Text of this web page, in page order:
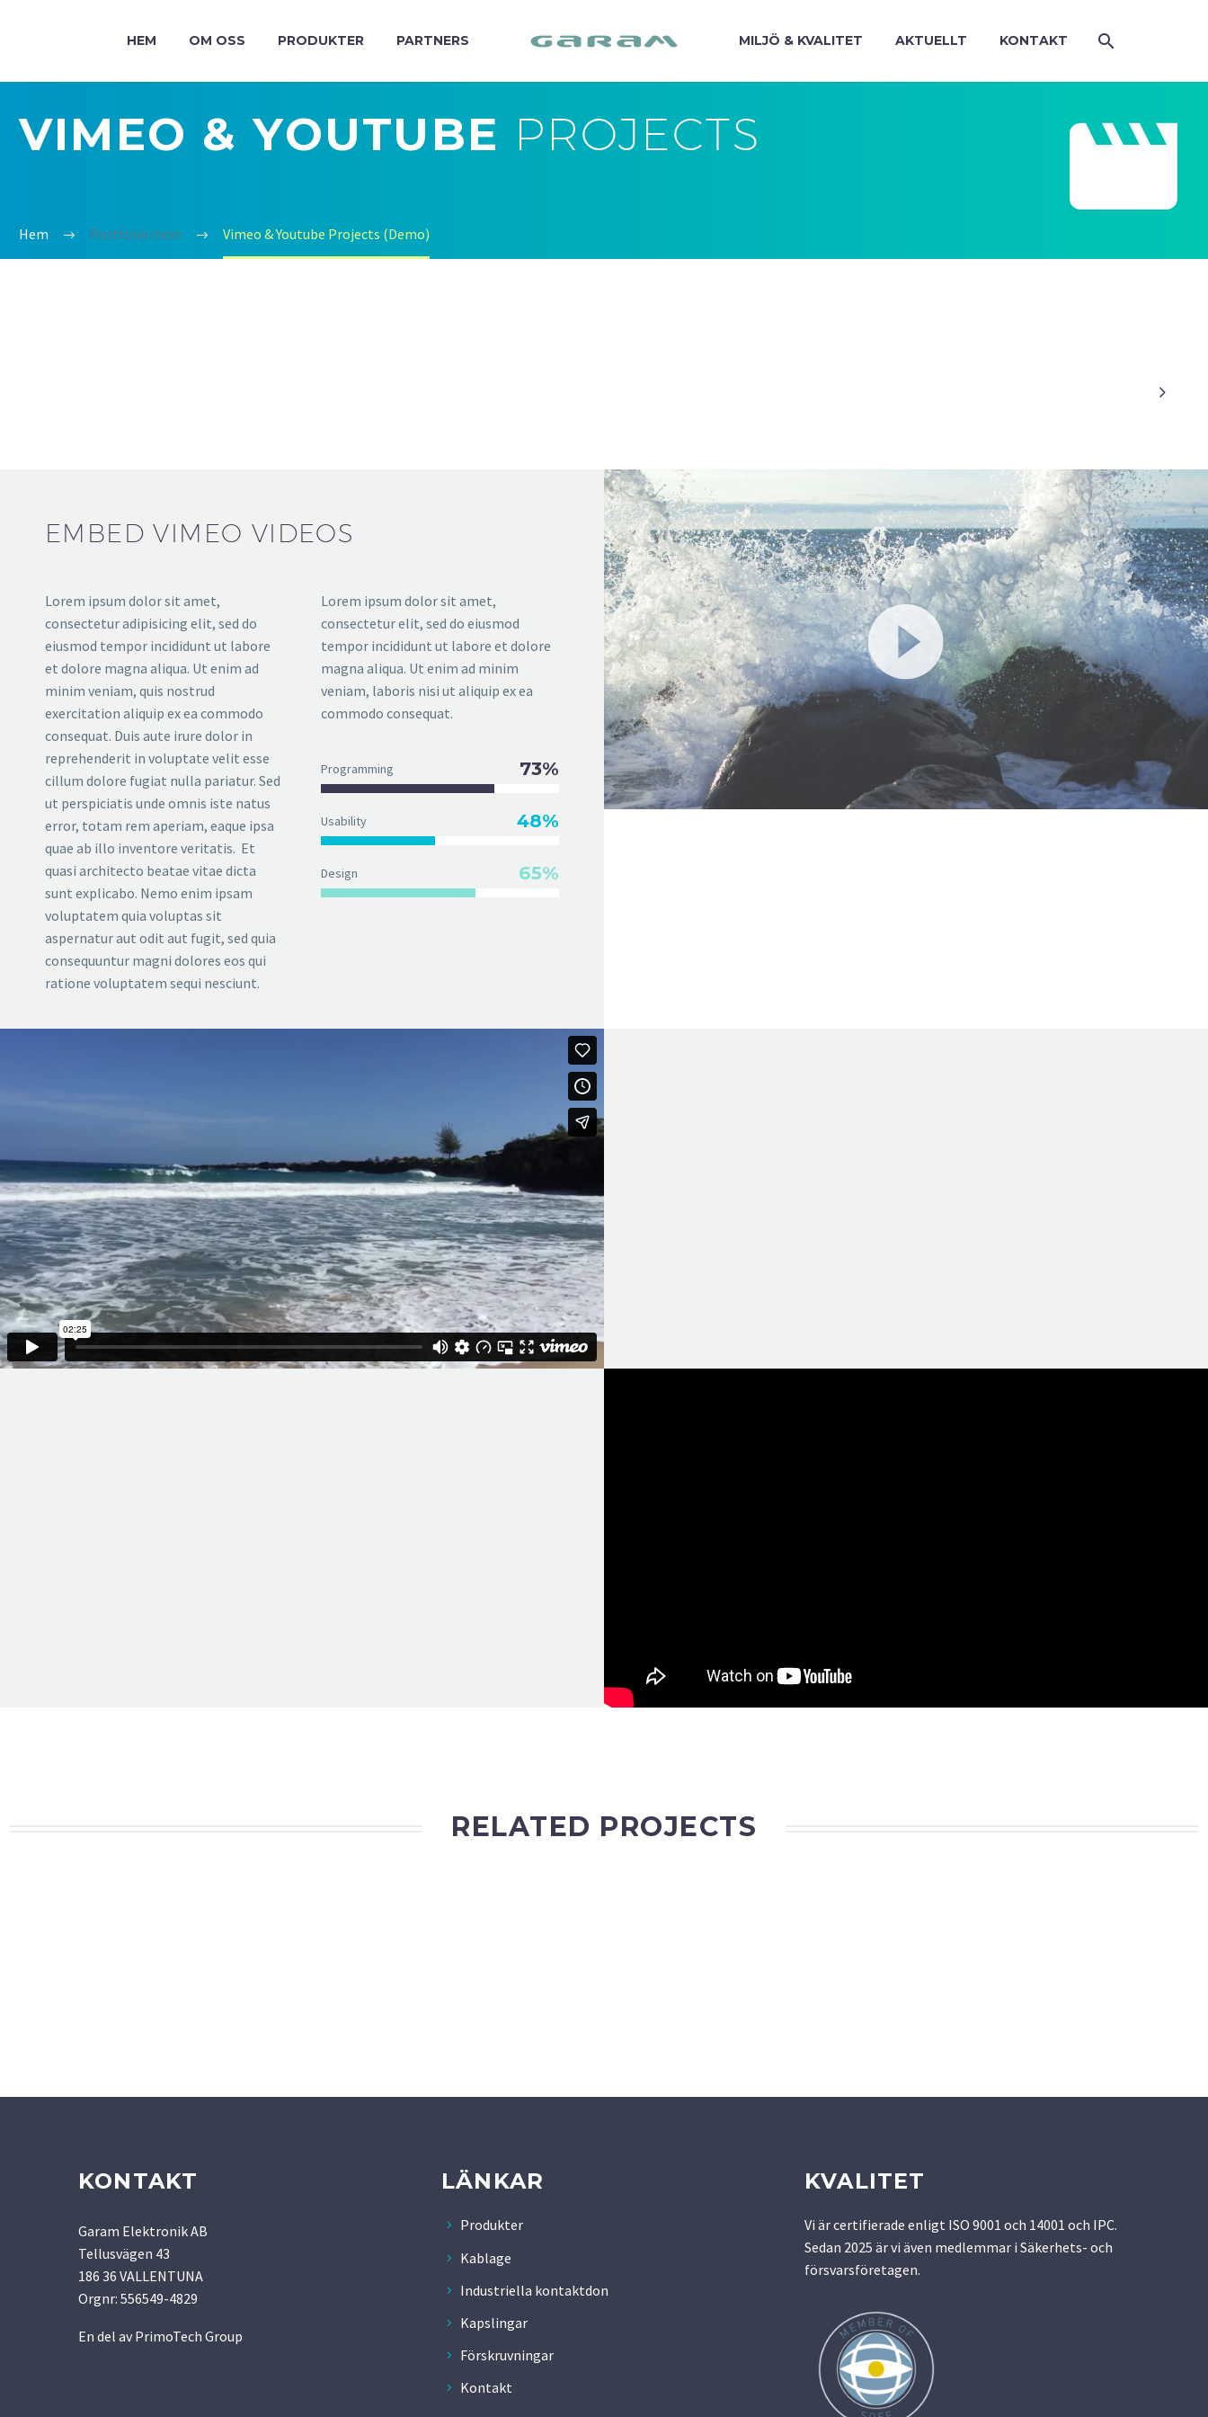
HEM OM OSS PRODUKTER PARTNERS MILJÖ & KVALITET AKTUELLT KONTAKT


VIMEO & YOUTUBE PROJECTS
Hem Portfolio Item Vimeo & Youtube Projects (Demo)

EMBED VIMEO VIDEOS
Lorem ipsum dolor sit amet,
consectetur adipisicing elit, sed do
eiusmod tempor incididunt ut labore
et dolore magna aliqua. Ut enim ad
minim veniam, quis nostrud
exercitation aliquip ex ea commodo
consequat. Duis aute irure dolor in
reprehenderit in voluptate velit esse
cillum dolore fugiat nulla pariatur. Sed
ut perspiciatis unde omnis iste natus
error, totam rem aperiam, eaque ipsa
quae ab illo inventore veritatis. Et
quasi architecto beatae vitae dicta
sunt explicabo. Nemo enim ipsam
voluptatem quia voluptas sit
aspernatur aut odit aut fugit, sed quia
consequuntur magni dolores eos qui
ratione voluptatem sequi nesciunt.
Lorem ipsum dolor sit amet,
consectetur elit, sed do eiusmod
tempor incididunt ut labore et dolore
magna aliqua. Ut enim ad minim
veniam, laboris nisi ut aliquip ex ea
commodo consequat.
Programming 73%
Usability 48%
Design 65%
RELATED PROJECTS
KONTAKT
Garam Elektronik AB
Tellusvägen 43
186 36 VALLENTUNA
Orgnr: 556549-4829
En del av PrimoTech Group
LÄNKAR
Produkter
Kablage
Industriella kontaktdon
Kapslingar
Förskruvningar
Kontakt
KVALITET
Vi är certifierade enligt ISO 9001 och 14001 och IPC.
Sedan 2025 är vi även medlemmar i Säkerhets- och
försvarsföretagen.